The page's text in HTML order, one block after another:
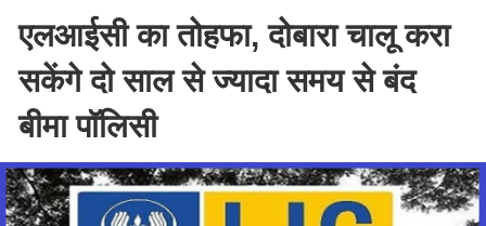
एलआईसी का तोहफा, दोबारा चालू करा
सकेंगे दो साल से ज्यादा समय से बंद
बीमा पॉलिसी